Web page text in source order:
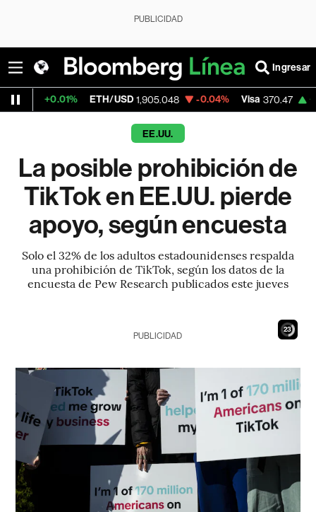
PUBLICIDAD
Ingresar
ETH/USD 1,905.048 -0.04% Visa 370.47 +0.52%
EE.UU.
La posible prohibición de
TikTok en EE.UU. pierde
apoyo, según encuesta
Solo el 32% de los adultos estadounidenses respalda
una prohibición de TikTok, según los datos de la
encuesta de Pew Research publicados este jueves
22
PUBLICIDAD